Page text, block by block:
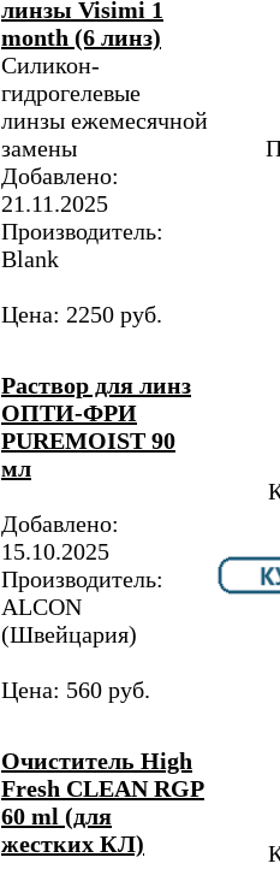
линзы Visimi 1
month (6 линз)
Силикон-
гидрогелевые
линзы ежемесячной
замены
Добавлено:
21.11.2025
Производитель:
Blank
Цена: 2250 руб.
Раствор для линз
ОПТИ-ФРИ
PUREMOIST 90
мл
Добавлено:
15.10.2025
Производитель:
ALCON
(Швейцария)
Цена: 560 руб.
Очиститель High
Fresh CLEAN RGP
60 ml (для
жестких КЛ)